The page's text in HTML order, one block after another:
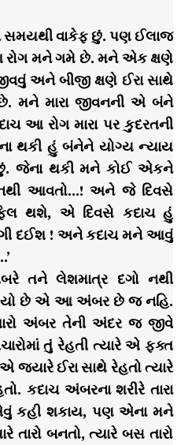
સમયથી વાકેફ છું. પણ ઈલાજ
રોગ મને ગમે છે. મને એક ક્ષણે
અને બીજી ક્ષણે ઈરા સાથે
મને મારા જીવનની એ બંને
આ રોગ મારા પર કુદરતની
થકી હું બંનેને યોગ્ય ન્યાય
જેના થકી મને કોઈ એકને
નથી આવતો…! અને જે દિવસે
થશે, એ દિવસે કદાચ હું
દઈશ ! અને કદાચ મને આવું
તને લેશમાત્ર દગો નથી
છે એ આ અંબર છે જ નહિ.
અંબર તેની અંદર જ જીવે
તું રેહતી ત્યારે એ ફક્ત
જ્યારે ઈરા સાથે રેહતો ત્યારે
કદાચ અંબરના શરીરે તારા
કહી શકાય, પણ એના મને
બનતો, ત્યારે બસ તારો